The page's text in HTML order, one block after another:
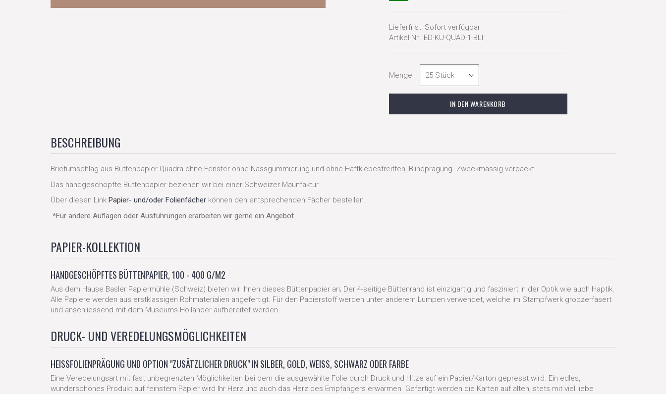
Lieferfrist: Sofort verfügbar
Artikel-Nr.: ED-KU-QUAD-1-BLI
Menge
BESCHREIBUNG
Briefumschlag aus Büttenpapier Quadra ohne Fenster ohne Nassgummierung und ohne Haftklebestreiffen, Blindprägung. Zweckmässig verpackt.
Das handgeschöpfte Büttenpapier beziehen wir bei einer Schweizer Maunfaktur.
Über diesen Link Papier- und/oder Folienfächer können den entsprechenden Fächer bestellen.
*Für andere Auflagen oder Ausführungen erarbeiten wir gerne ein Angebot.
PAPIER-KOLLEKTION
HANDGESCHÖPFTES BÜTTENPAPIER, 100 - 400 G/M2
Aus dem Hause Basler Papiermühle (Schweiz) bieten wir Ihnen dieses Büttenpapier an; Der 4-seitige Büttenrand ist einzigartig und fasziniert in der Optik wie auch Haptik.
Alle Papiere werden aus erstklassigen Rohmaterialien angefertigt. Für den Papierstoff werden unter anderem Lumpen verwendet, welche im Stampfwerk grobzerfasert
und anschliessend mit dem Museums-Holländer aufbereitet werden.
DRUCK- UND VEREDELUNGSMÖGLICHKEITEN
HEISSFOLIENPRÄGUNG UND OPTION "ZUSÄTZLICHER DRUCK" IN SILBER, GOLD, WEISS, SCHWARZ ODER FARBE
Eine Veredelungsart mit fast unbegrenzten Möglichkeiten bei dem die ausgewählte Folie durch Druck und Hitze auf ein Papier/Karton gepresst wird. Ein edles,
wunderschönes Produkt auf feinstem Papier wird Ihr Herz und auch das Herz des Empfängers erwärmen. Gefertigt werden die Karten auf alten, stets mit viel liebe